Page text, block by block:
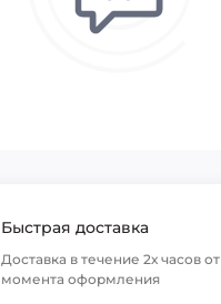
Быстрая доставка
Доставка в течение 2х часов от
момента оформления